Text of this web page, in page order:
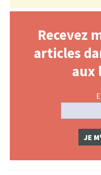
Recevez
articles
aux